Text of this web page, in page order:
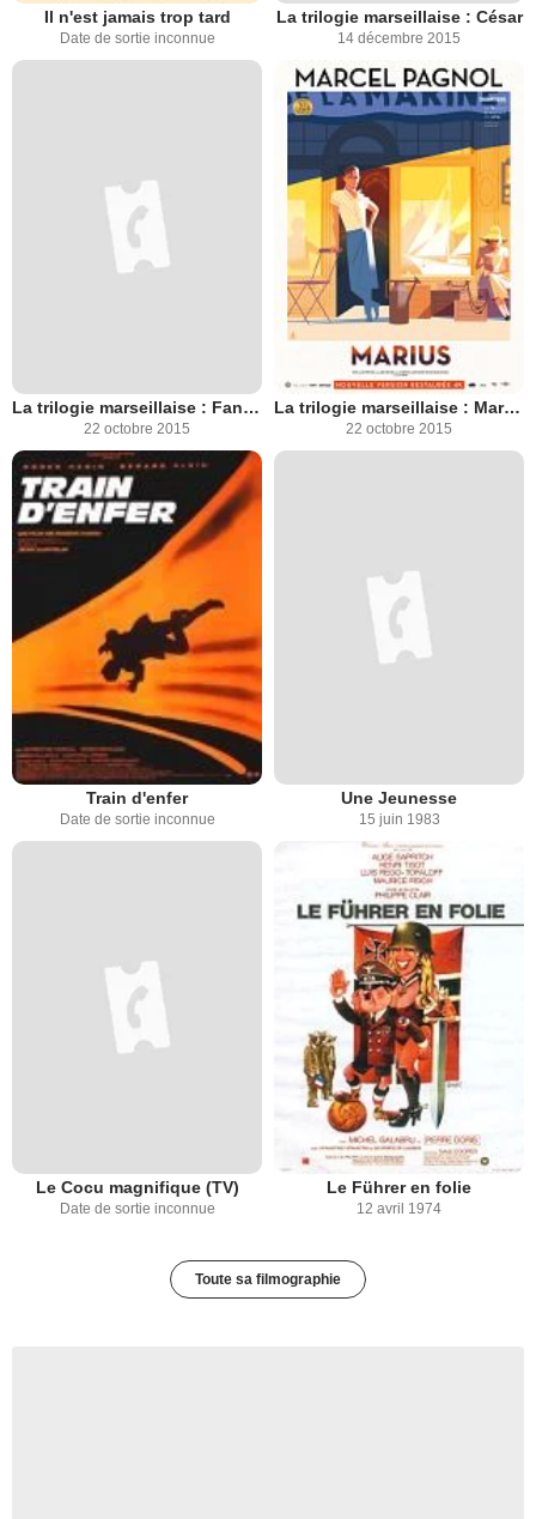
Il n'est jamais trop tard
Date de sortie inconnue
La trilogie marseillaise : César
14 décembre 2015
La trilogie marseillaise : Fanny
22 octobre 2015
La trilogie marseillaise : Marius
22 octobre 2015
Train d'enfer
Date de sortie inconnue
Une Jeunesse
15 juin 1983
Le Cocu magnifique (TV)
Date de sortie inconnue
Le Führer en folie
12 avril 1974
Toute sa filmographie